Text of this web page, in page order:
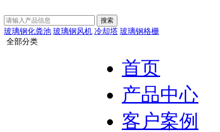
玻璃钢化粪池 玻璃钢风机 冷却塔 玻璃钢格栅
全部分类
首页
产品中心
客户案例